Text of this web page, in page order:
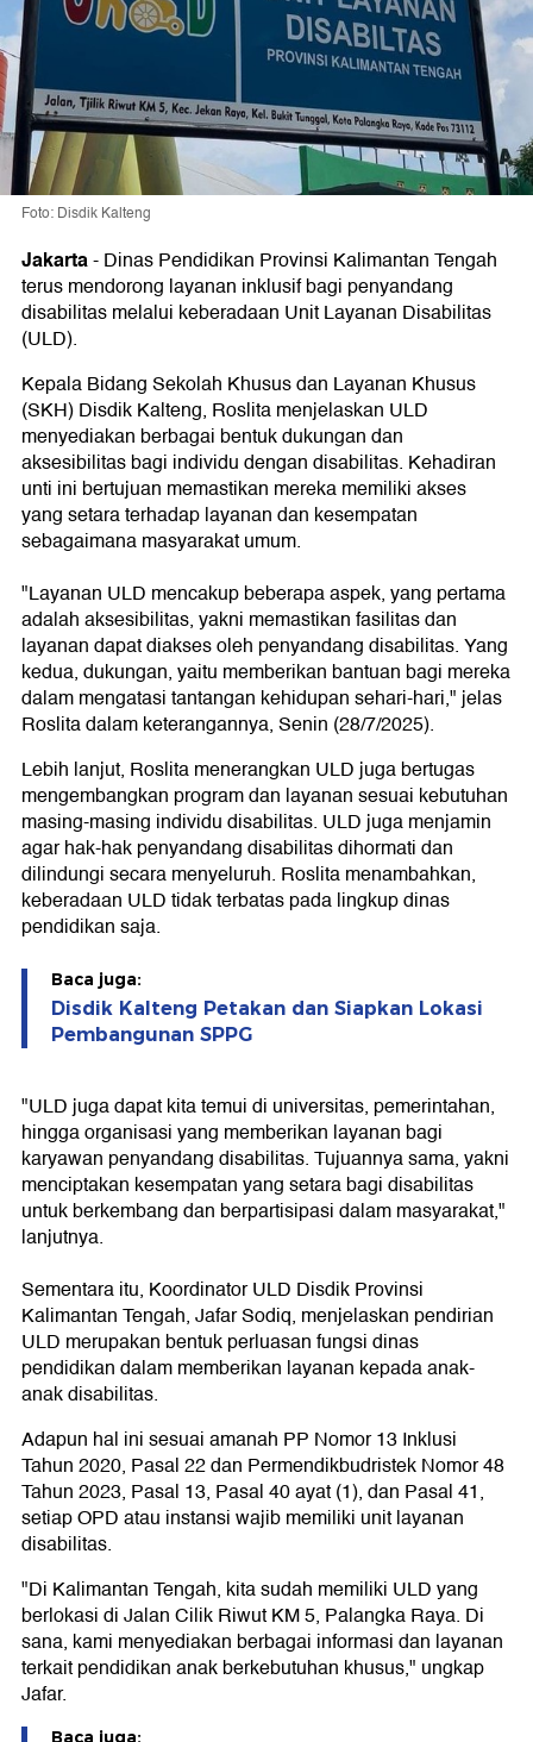
Foto: Disdik Kalteng
Jakarta-Dinas Pendidikan Provinsi Kalimantan Tengah
terus mendorong layanan inklusif bagi penyandang
disabilitas melalui keberadaan Unit Layanan Disabilitas
(ULD).
Kepala Bidang Sekolah Khusus dan Layanan Khusus
(SKH) Disdik Kalteng, Roslita menjelaskan ULD
menyediakan berbagai bentuk dukungan dan
aksesibilitas bagi individu dengan disabilitas. Kehadiran
unti ini bertujuan memastikan mereka memiliki akses
yang setara terhadap layanan dan kesempatan
sebagaimana masyarakat umum.
"Layanan ULD mencakup beberapa aspek, yang pertama
adalah aksesibilitas, yakni memastikan fasilitas dan
layanan dapat diakses oleh penyandang disabilitas. Yang
kedua, dukungan, yaitu memberikan bantuan bagi mereka
dalam mengatasi tantangan kehidupan sehari-hari," jelas
Roslita dalam keterangannya, Senin (28/7/2025).
Lebih lanjut, Roslita menerangkan ULD juga bertugas
mengembangkan program dan layanan sesuai kebutuhan
masing-masing individu disabilitas. ULD juga menjamin
agar hak-hak penyandang disabilitas dihormati dan
dilindungi secara menyeluruh. Roslita menambahkan,
keberadaan ULD tidak terbatas pada lingkup dinas
pendidikan saja.
Baca juga:
Disdik Kalteng Petakan dan Siapkan Lokasi
Pembangunan SPPG
"ULD juga dapat kita temui di universitas, pemerintahan,
hingga organisasi yang memberikan layanan bagi
karyawan penyandang disabilitas. Tujuannya sama, yakni
menciptakan kesempatan yang setara bagi disabilitas
untuk berkembang dan berpartisipasi dalam masyarakat,"
lanjutnya.
Sementara itu, Koordinator ULD Disdik Provinsi
Kalimantan Tengah, Jafar Sodiq, menjelaskan pendirian
ULD merupakan bentuk perluasan fungsi dinas
pendidikan dalam memberikan layanan kepada anak-
anak disabilitas.
Adapun hal ini sesuai amanah PP Nomor 13 Inklusi
Tahun 2020, Pasal 22 dan Permendikbudristek Nomor 48
Tahun 2023, Pasal 13, Pasal 40 ayat (1), dan Pasal 41,
setiap OPD atau instansi wajib memiliki unit layanan
disabilitas.
"Di Kalimantan Tengah, kita sudah memiliki ULD yang
berlokasi di Jalan Cilik Riwut KM 5, Palangka Raya. Di
sana, kami menyediakan berbagai informasi dan layanan
terkait pendidikan anak berkebutuhan khusus," ungkap
Jafar.
Baca juga: